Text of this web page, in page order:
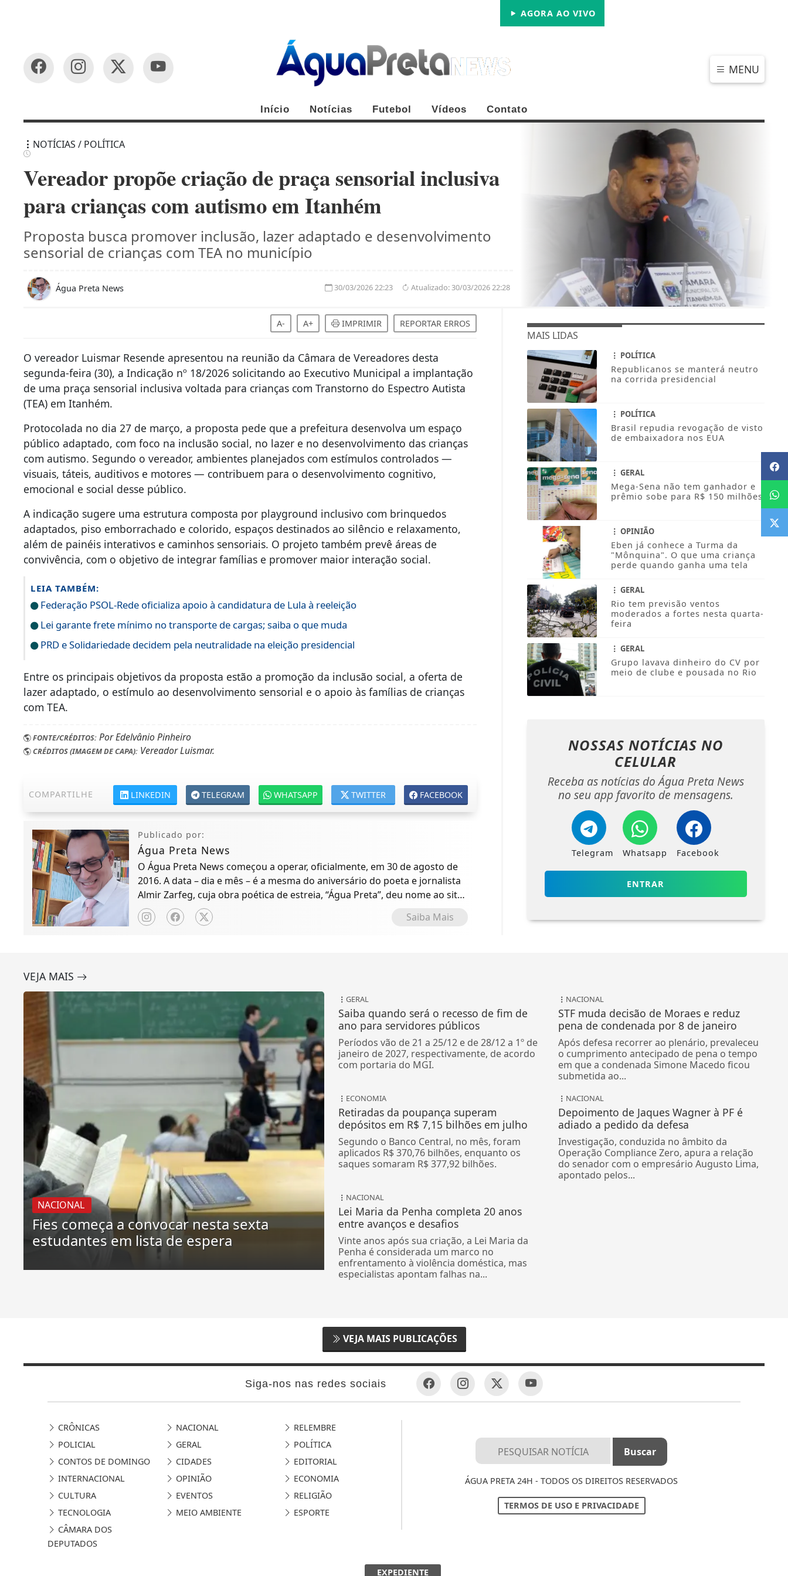
AGORA AO VIVO
MENU
Início Notícias Futebol Vídeos Contato
NOTÍCIAS / POLÍTICA
Vereador propõe criação de praça sensorial inclusiva
para crianças com autismo em Itanhém
Proposta busca promover inclusão, lazer adaptado e desenvolvimento
sensorial de crianças com TEA no município
Água Preta News Atualizado:30/03/2026 22:28
30/03/2026 22:23
A- A+ IMPRIMIR REPORTAR ERROS
O vereador Luismar Resende apresentou na reunião da Câmara de Vereadores desta
segunda-feira (30), a Indicação nº 18/2026 solicitando ao Executivo Municipal a implantação
de uma praça sensorial inclusiva voltada para crianças com Transtorno do Espectro Autista
(TEA) em Itanhém.
Protocolada no dia 27 de março, a proposta pede que a prefeitura desenvolva um espaço
público adaptado, com foco na inclusão social, no lazer e no desenvolvimento das crianças
com autismo. Segundo o vereador, ambientes planejados com estímulos controlados —
visuais, táteis, auditivos e motores — contribuem para o desenvolvimento cognitivo,
emocional e social desse público.
A indicação sugere uma estrutura composta por playground inclusivo com brinquedos
adaptados, piso emborrachado e colorido, espaços destinados ao silêncio e relaxamento,
além de painéis interativos e caminhos sensoriais. O projeto também prevê áreas de
convivência, com o objetivo de integrar famílias e promover maior interação social.
LEIA TAMBÉM:
Federação PSOL-Rede oficializa apoio à candidatura de Lula à reeleição
Lei garante frete mínimo no transporte de cargas; saiba o que muda
PRD e Solidariedade decidem pela neutralidade na eleição presidencial
Entre os principais objetivos da proposta estão a promoção da inclusão social, a oferta de
lazer adaptado, o estímulo ao desenvolvimento sensorial e o apoio às famílias de crianças
com TEA.
FONTE/CRÉDITOS: Por Edelvânio Pinheiro
CRÉDITOS (IMAGEM DE CAPA): Vereador Luismar.
COMPARTILHE FACEBOOK
TWITTER
WHATSAPP
TELEGRAM
LINKEDIN
Publicado por:
Água Preta News
O Água Preta News começou a operar, oficialmente, em 30 de agosto de
2016. A data – dia e mês – é a mesma do aniversário do poeta e jornalista
Almir Zarfeg, cuja obra poética de estreia, “Água Preta”, deu nome ao site
de notícias e entretenimento.
Saiba Mais
MAIS LIDAS
POLÍTICA
Republicanos se manterá neutro
na corrida presidencial
POLÍTICA
Brasil repudia revogação de visto
de embaixadora nos EUA
GERAL
Mega-Sena não tem ganhador e
prêmio sobe para R$ 150 milhões
OPINIÃO
Eben já conhece a Turma da
"Mônquina". O que uma criança
perde quando ganha uma tela
GERAL
Rio tem previsão ventos
moderados a fortes nesta quarta-
feira
GERAL
Grupo lavava dinheiro do CV por
meio de clube e pousada no Rio
NOSSAS NOTÍCIAS NO
CELULAR
Receba as notícias do Água Preta News
no seu app favorito de mensagens.
Telegram Whatsapp Facebook
ENTRAR
VEJA MAIS
NACIONAL
Fies começa a convocar nesta sexta
estudantes em lista de espera
GERAL
Saiba quando será o recesso de fim de
ano para servidores públicos
Períodos vão de 21 a 25/12 e de 28/12 a 1º de
janeiro de 2027, respectivamente, de acordo
com portaria do MGI.
NACIONAL
STF muda decisão de Moraes e reduz
pena de condenada por 8 de janeiro
Após defesa recorrer ao plenário, prevaleceu
o cumprimento antecipado de pena o tempo
em que a condenada Simone Macedo ficou
submetida ao...
ECONOMIA
Retiradas da poupança superam
depósitos em R$ 7,15 bilhões em julho
Segundo o Banco Central, no mês, foram
aplicados R$ 370,76 bilhões, enquanto os
saques somaram R$ 377,92 bilhões.
NACIONAL
Depoimento de Jaques Wagner à PF é
adiado a pedido da defesa
Investigação, conduzida no âmbito da
Operação Compliance Zero, apura a relação
do senador com o empresário Augusto Lima,
apontado pelos...
NACIONAL
Lei Maria da Penha completa 20 anos
entre avanços e desafios
Vinte anos após sua criação, a Lei Maria da
Penha é considerada um marco no
enfrentamento à violência doméstica, mas
especialistas apontam falhas na...
VEJA MAIS PUBLICAÇÕES
Siga-nos nas redes sociais
CRÔNICAS NACIONAL
RELEMBRE
POLICIAL
GERAL
POLÍTICA
CONTOS DE DOMINGO
CIDADES
EDITORIAL
INTERNACIONAL
OPINIÃO
ECONOMIA
CULTURA
EVENTOS
RELIGIÃO
TECNOLOGIA
MEIO AMBIENTE
ESPORTE
CÂMARA DOS
DEPUTADOS
ÁGUA PRETA 24H - TODOS OS DIREITOS RESERVADOS
TERMOS DE USO E PRIVACIDADE
EXPEDIENTE